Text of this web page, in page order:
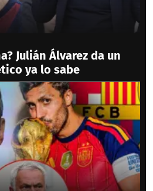
Julián Álvarez da un
ya lo sabe